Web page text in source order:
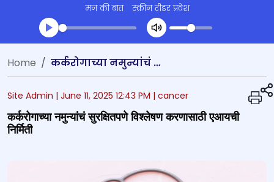
मन की बात स्क्रीन रीडर प्रवेश
Transcript summary
प्ले ऑडिओ
Home कर्करोगाच्या नमुन्यांचं सुरक्षितपणे विश्लेषण करणासाठी एआयची निर्मिती
Site Admin | June 11, 2025 12:43 PM | cancer
कर्करोगाच्या नमुन्यांचं सुरक्षितपणे विश्लेषण करणासाठी एआयची
निर्मिती